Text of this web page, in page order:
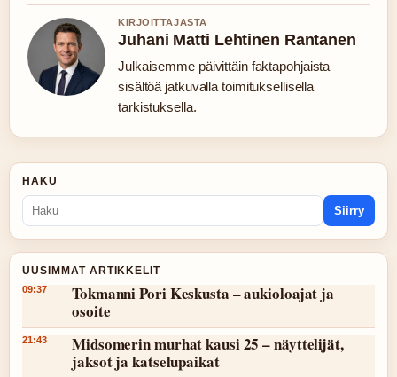
KIRJOITTAJASTA
Juhani Matti Lehtinen Rantanen
Julkaisemme päivittäin faktapohjaista
sisältöä jatkuvalla toimituksellisella
tarkistuksella.
HAKU
Siirry
UUSIMMAT ARTIKKELIT
09:37
Tokmanni Pori Keskusta – aukioloajat ja
osoite
21:43
Midsomerin murhat kausi 25 – näyttelijät,
jaksot ja katselupaikat